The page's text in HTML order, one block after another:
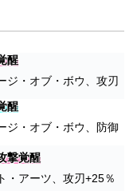
醒
ジ・オブ・ボウ、攻刃
醒
ジ・オブ・ボウ、防御
撃覚醒
・アーツ、攻刃+25％